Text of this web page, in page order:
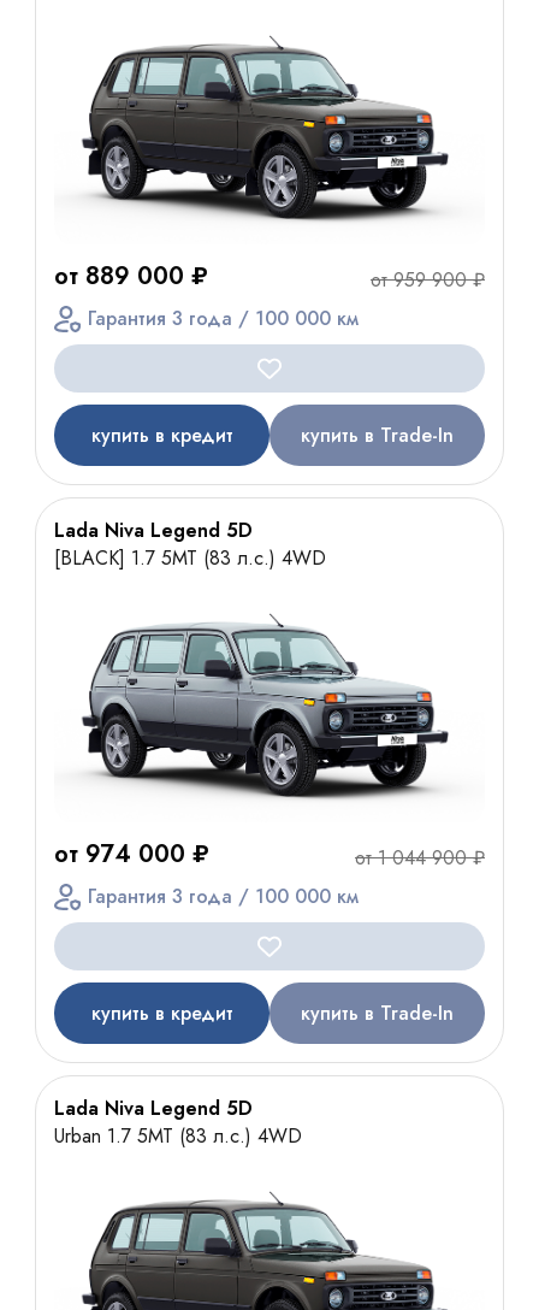
от 889 000 ₽
от 959 900 ₽
Гарантия 3 года / 100 000 км
купить в кредит купить в Trade-In
Lada Niva Legend 5D
[BLACK] 1.7 5МТ (83 л.с.) 4WD
от 974 000 ₽
от 1 044 900 ₽
Гарантия 3 года / 100 000 км
купить в кредит купить в Trade-In
Lada Niva Legend 5D
Urban 1.7 5МТ (83 л.с.) 4WD